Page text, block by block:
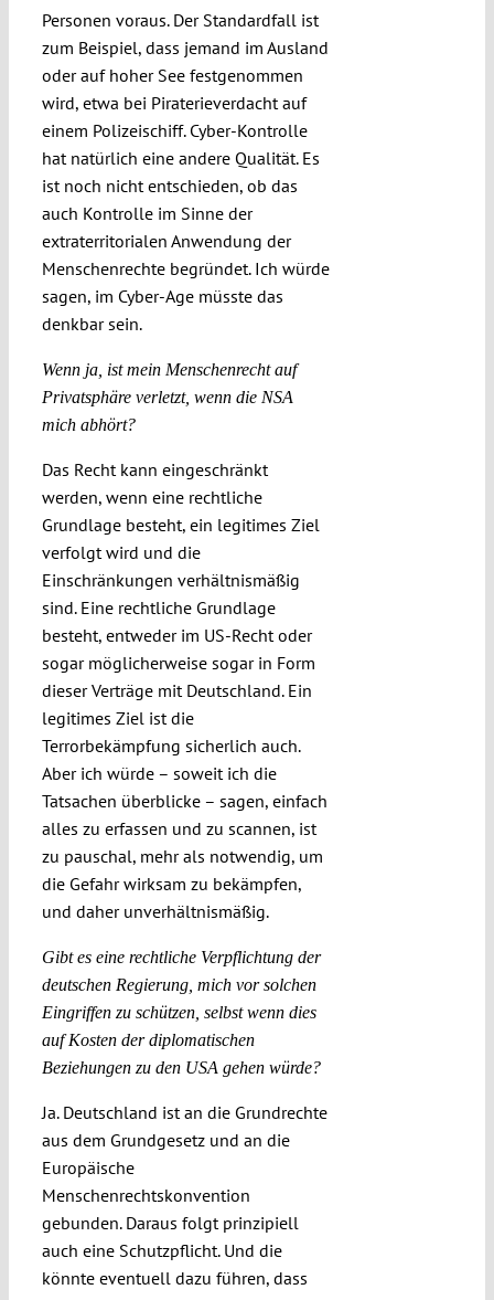
Personen voraus. Der Standardfall ist
zum Beispiel, dass jemand im Ausland
oder auf hoher See festgenommen
wird, etwa bei Piraterieverdacht auf
einem Polizeischiff. Cyber-Kontrolle
hat natürlich eine andere Qualität. Es
ist noch nicht entschieden, ob das
auch Kontrolle im Sinne der
extraterritorialen Anwendung der
Menschenrechte begründet. Ich würde
sagen, im Cyber-Age müsste das
denkbar sein.
Wenn ja, ist mein Menschenrecht auf
Privatsphäre verletzt, wenn die NSA
mich abhört?
Das Recht kann eingeschränkt
werden, wenn eine rechtliche
Grundlage besteht, ein legitimes Ziel
verfolgt wird und die
Einschränkungen verhältnismäßig
sind. Eine rechtliche Grundlage
besteht, entweder im US-Recht oder
sogar möglicherweise sogar in Form
dieser Verträge mit Deutschland. Ein
legitimes Ziel ist die
Terrorbekämpfung sicherlich auch.
Aber ich würde – soweit ich die
Tatsachen überblicke – sagen, einfach
alles zu erfassen und zu scannen, ist
zu pauschal, mehr als notwendig, um
die Gefahr wirksam zu bekämpfen,
und daher unverhältnismäßig.
Gibt es eine rechtliche Verpflichtung der
deutschen Regierung, mich vor solchen
Eingriffen zu schützen, selbst wenn dies
auf Kosten der diplomatischen
Beziehungen zu den USA gehen würde?
Ja. Deutschland ist an die Grundrechte
aus dem Grundgesetz und an die
Europäische
Menschenrechtskonvention
gebunden. Daraus folgt prinzipiell
auch eine Schutzpflicht. Und die
könnte eventuell dazu führen, dass